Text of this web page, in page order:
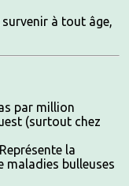
survenir à tout âge,
par million
(surtout chez
la
maladies bulleuses